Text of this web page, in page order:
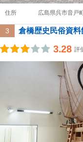
住所 広島県呉市音戸
3 倉橋歴史民俗資料
3.28 評